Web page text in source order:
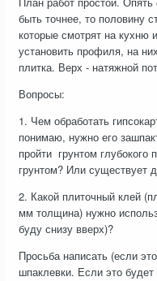
быть точнее, то половину
которые смотрят на кухню
установить профиля, на
плитка. Верх - натяжной
Вопросы:
1. Чем обработать
понимаю, нужно его
пройти грунтом глубокого
грунтом? Или существует
2. Какой плиточный клей
мм толщина) нужно
буду снизу вверх)?
Просьба написать (если
шпаклевки. Если это будет